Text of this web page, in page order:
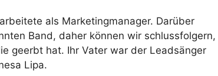
als Marketingmanager. Darüber
Band, daher können wir schlussfolgern,
geerbt hat. Ihr Vater war der Leadsänger
Lipa.